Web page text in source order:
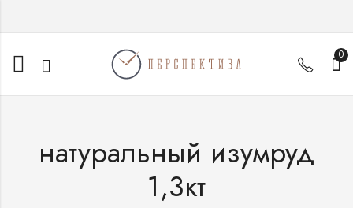
0
натуральный изумруд
1,3кт